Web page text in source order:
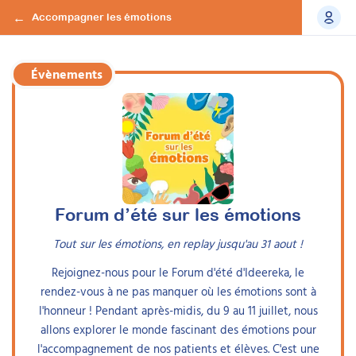
Accompagner les émotions
Évènements
Forum d’été sur les émotions
Tout sur les émotions, en replay jusqu'au 31 aout !
Rejoignez-nous pour le Forum d'été d'Ideereka, le
rendez-vous à ne pas manquer où les émotions sont à
l'honneur ! Pendant après-midis, du 9 au 11 juillet, nous
allons explorer le monde fascinant des émotions pour
l'accompagnement de nos patients et élèves. C'est une
Chloé Schmidt-Dhonneur
Docteure en sciences de l’éducation et
orthopédagogue
Chloé Schmidt-Dhonneur a obtenu en 2025 un
doctorat en sciences de l’éducation. Son parcours
comprend un master en sciences de l’éducation, un
Elle exerce en cabinet libéral, où elle accompagne
des enfants, des adolescents et leurs familles, et
assure des activités de supervision et de formation.
Découvrez comment les émotions interagissent avec le
immunitaire à la santé mentale et obtenez une meilleure
compréhension des émotions dans le contexte de la
Définition physiologique des émotions
Rôle des hormones et du système nerveux
Impact des émotions sur la santé physique et
mentale
Influence sur le comportement et risques de
dépendances
Techniques de gestion émotionnelle :TCC, ACT,
Cohérence cardiaque